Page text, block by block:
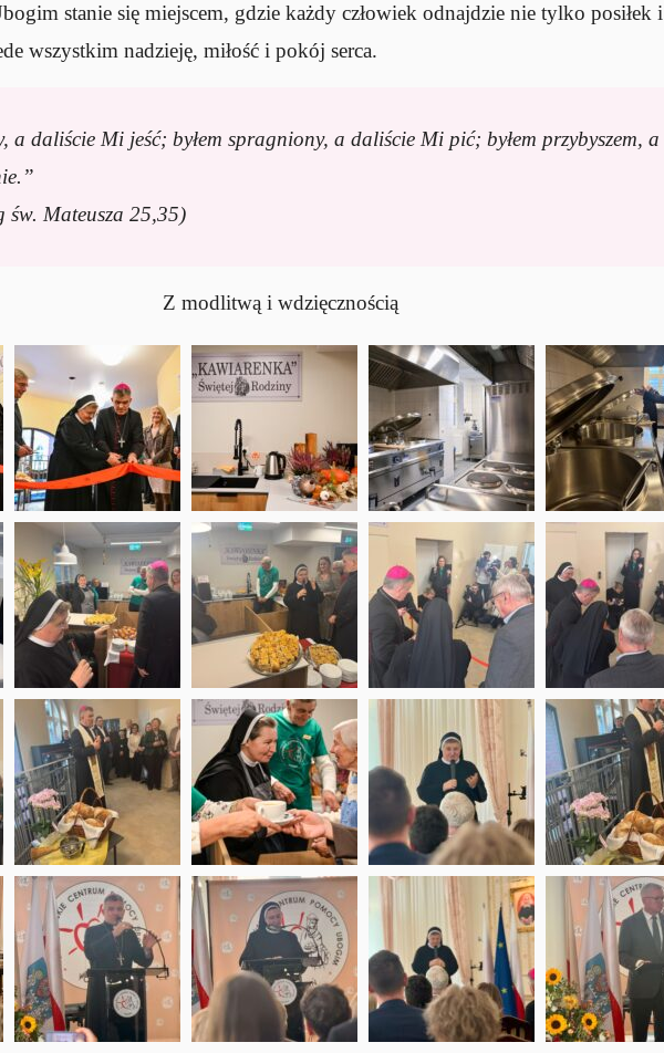
stanie się miejscem, gdzie każdy człowiek odnajdzie nie tylko posiłek i
wszystkim nadzieję, miłość i pokój serca.
a daliście Mi jeść; byłem spragniony, a daliście Mi pić; byłem przybyszem, a
św. Mateusza 25,35)
Z modlitwą i wdzięcznością